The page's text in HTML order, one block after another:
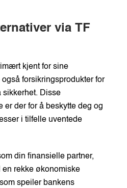
via TF
kjent for sine
forsikringsprodukter for
sikkerhet. Disse
er der for å beskytte deg og
i tilfelle uventede
din finansielle partner,
rekke økonomiske
speiler bankens